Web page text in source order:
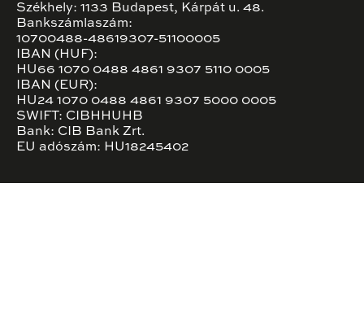
Székhely: 1133 Budapest, Kárpát u. 48.
Bankszámlaszám:
10700488-48619307-51100005
IBAN (HUF):
HU66 1070 0488 4861 9307 5110 0005
IBAN (EUR):
HU24 1070 0488 4861 9307 5000 0005
SWIFT: CIBHHUHB
Bank: CIB Bank Zrt.
EU adószám: HU18245402